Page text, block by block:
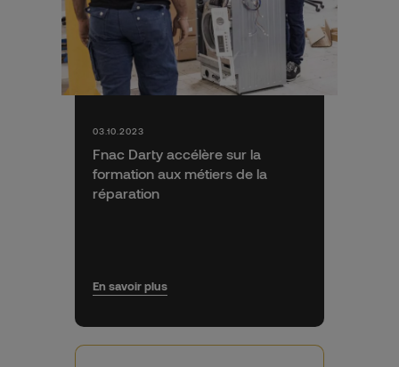
Fnac Darty accélère sur la
formation aux métiers de la
réparation
03.10.2023
En savoir plus